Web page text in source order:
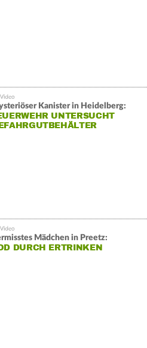
Kanister in Heidelberg:
UNTERSUCHT
Mädchen in Preetz:
DURCH ERTRINKEN